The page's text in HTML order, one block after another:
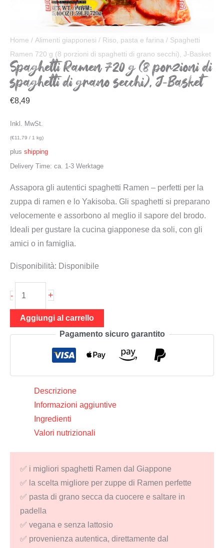
Home / Alimenti giapponesi / Riso, pasta e farina / Spaghetti
Ramen 720 g (8 porzioni di spaghetti di grano secchi), J-Basket
Spaghetti Ramen 720 g (8 porzioni di
spaghetti di grano secchi), J-Basket
€8,49
Inkl. MwSt.
(€11,79 / 1 kg)
plus shipping
Delivery Time: ca. 1-3 Werktage
Assapora gli autentici spaghetti Ramen – perfetti per la
zuppa di ramen e lo Yakisoba. Gli spaghetti si preparano
velocemente e assorbono al meglio il sapore del brodo.
Ideali per gustare la cucina giapponese da soli, con gli
amici o in famiglia.
Disponibilità: Disponibile
-
Spaghetti
720
spaghetti
grano
secchi),
quantità
+
Aggiungi al carrello
Pagamento sicuro garantito
Descrizione
Informazioni aggiuntive
Ingredienti
Valori nutrizionali
✅ i migliori spaghetti Ramen dal Giappone
✅ la scelta migliore per zuppe di Ramen perfette
✅ pasta di grano secca da cuocere e saltare in
padella
✅ vegana e senza lattosio
✅ provenienza autentica, direttamente dal